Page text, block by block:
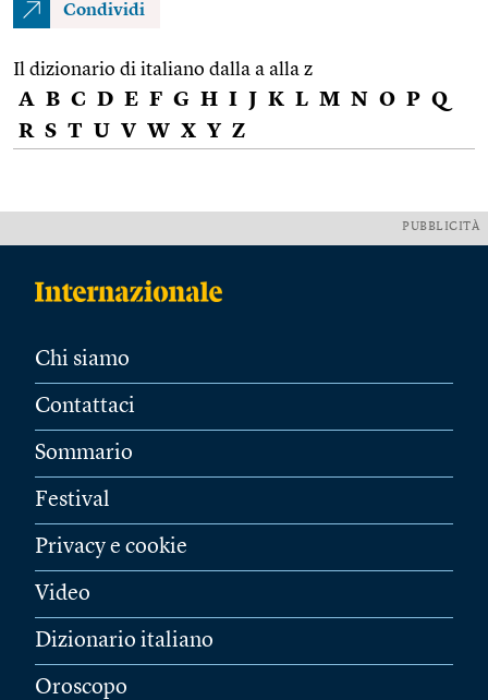
Condividi
Il dizionario di italiano dalla a alla z
A B C D E F G H I J K L M N O P Q
R S T U V W X Y Z
PUBBLICITÀ
Chi siamo
Contattaci
Sommario
Festival
Privacy e cookie
Video
Dizionario italiano
Oroscopo